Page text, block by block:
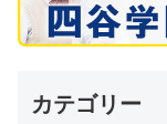
カテゴリー